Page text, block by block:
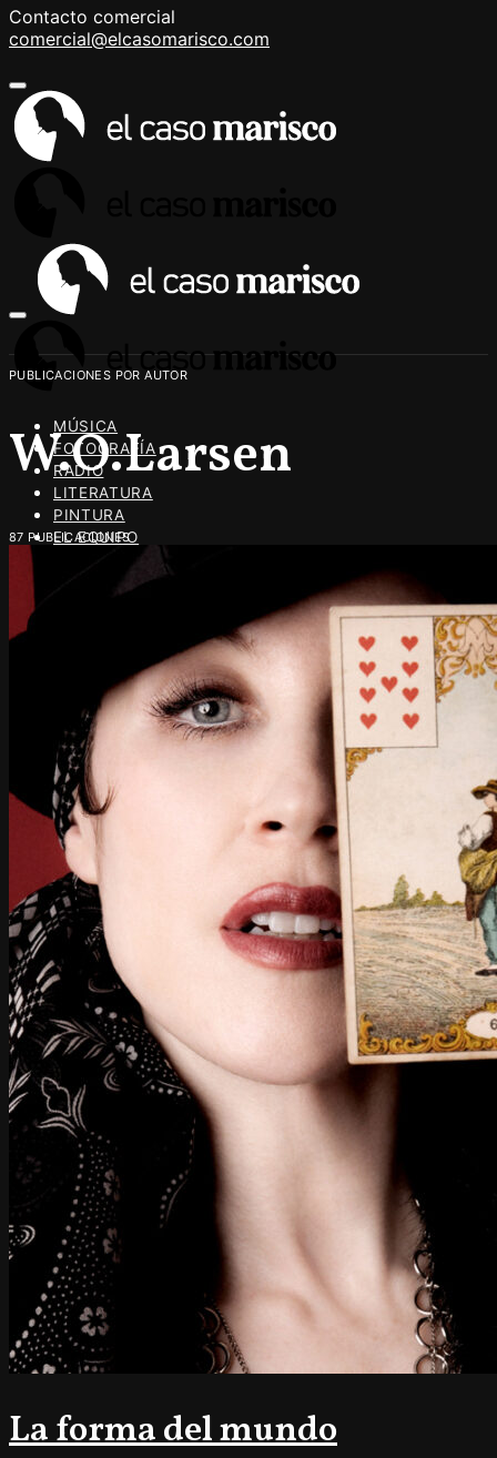
Contacto comercial
comercial@elcasomarisco.com
MÚSICA
FOTOGRAFÍA
RADIO
LITERATURA
PINTURA
EL EQUIPO
PUBLICACIONES POR AUTOR
W.O.Larsen
87 PUBLICACIONES
La forma del mundo